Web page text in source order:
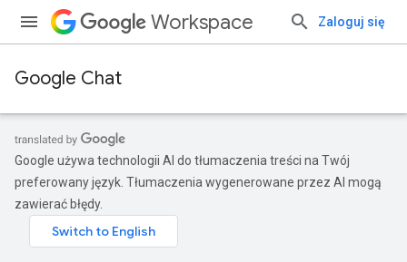
Workspace Zaloguj się
Google Chat
Google używa technologii AI do tłumaczenia treści na Twój
preferowany język. Tłumaczenia wygenerowane przez AI mogą
zawierać błędy.